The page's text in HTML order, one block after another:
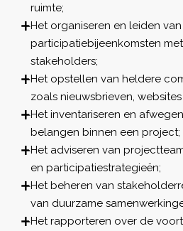
ruimte;
Het organiseren en leiden
participatiebijeenkomsten
stakeholders;
Het opstellen van heldere
zoals nieuwsbrieven,
Het inventariseren en
belangen binnen een project;
Het adviseren van
en participatiestrategieën;
Het beheren van
van duurzame
Het rapporteren over de